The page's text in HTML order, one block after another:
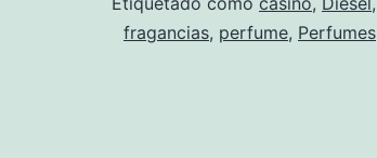
fragancias, perfume, Perfumes